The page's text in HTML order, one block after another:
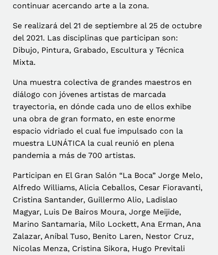
continuar acercando arte a la zona.
Se realizará del 21 de septiembre al 25 de octubre
del 2021. Las disciplinas que participan son:
Dibujo, Pintura, Grabado, Escultura y Técnica
Mixta.
Una muestra colectiva de grandes maestros en
diálogo con jóvenes artistas de marcada
trayectoria, en dónde cada uno de ellos exhibe
una obra de gran formato, en este enorme
espacio vidriado el cual fue impulsado con la
muestra LUNÁTICA la cual reunió en plena
pandemia a más de 700 artistas.
Participan en El Gran Salón “La Boca” Jorge Melo,
Alfredo Williams, Alicia Ceballos, Cesar Fioravanti,
Cristina Santander, Guillermo Alio, Ladislao
Magyar, Luis De Bairos Moura, Jorge Meijide,
Marino Santamaria, Milo Lockett, Ana Erman, Ana
Zalazar, Aníbal Tuso, Benito Laren, Nestor Cruz,
Nicolas Menza, Cristina Sikora, Hugo Previtali